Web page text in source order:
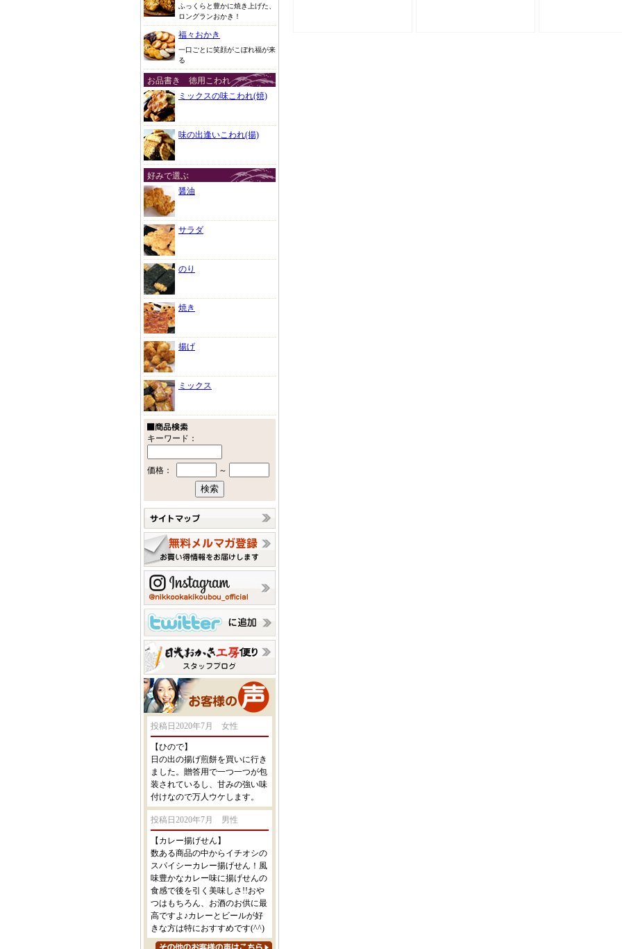
ふっくらと豊かに焼き上げた、
ロングランおかき！
福々おかき
一口ごとに笑顔がこぼれ福が来
る
お品書き 徳用こわれ
ミックスの味こわれ(焼)
味の出逢いこわれ(揚)
好みで選ぶ
醤油
サラダ
のり
焼き
揚げ
ミックス
キーワード：
価格： ～
投稿日2020年7月 女性
【ひので】
日の出の揚げ煎餅を買いに行き
ました。贈答用で一つ一つが包
装されているし、甘みの強い味
付けなので万人ウケします。
投稿日2020年7月 男性
【カレー揚げせん】
数ある商品の中からイチオシの
スパイシーカレー揚げせん！風
味豊かなカレー味に揚げせんの
食感で後を引く美味しさ!!おや
つはもちろん、お酒のお供に最
高ですよ♪カレーとビールが好
きな方は特におすすめです(^^)